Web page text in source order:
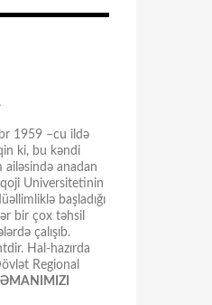
1959 –cu ildə
ki, bu kəndi
ailəsində anadan
Universitetinin
başladığı
bir çox təhsil
çalışıb.
Hal-hazırda
Regional